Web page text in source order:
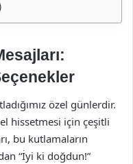
özel günlerdir.
hissetmesi için çeşitli
bu kutlamaların
“İyi ki doğdun!”